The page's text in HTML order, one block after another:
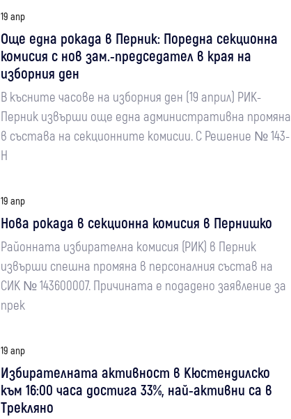
19 апр
Още една рокада в Перник: Поредна секционна
комисия с нов зам.-председател в края на
изборния ден
В късните часове на изборния ден (19 април) РИК-
Перник извърши още една административна промяна
в състава на секционните комисии. С Решение № 143-
Н
19 апр
Нова рокада в секционна комисия в Пернишко
Районната избирателна комисия (РИК) в Перник
извърши спешна промяна в персоналния състав на
СИК № 143600007. Причината е подадено заявление за
прек
19 апр
Избирателната активност в Кюстендилско
към 16:00 часа достига 33%, най-активни са в
Трекляно